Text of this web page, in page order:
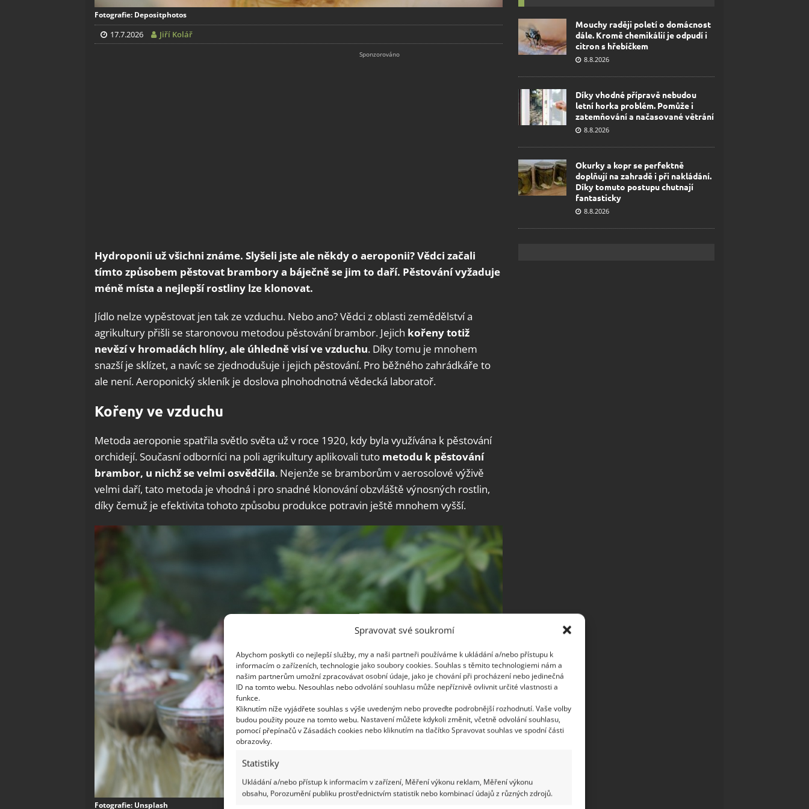
Spravovat své soukromí
Abychom poskytli co nejlepší služby, my a naši partneři používáme k ukládání a/nebo přístupu k
informacím o zařízeních, technologie jako soubory cookies. Souhlas s těmito technologiemi nám a
našim partnerům umožní zpracovávat osobní údaje, jako je chování při procházení nebo jedinečná
ID na tomto webu. Nesouhlas nebo odvolání souhlasu může nepříznivě ovlivnit určité vlastnosti a
funkce.
Kliknutím níže vyjádřete souhlas s výše uvedeným nebo proveďte podrobnější rozhodnutí. Vaše volby
budou použity pouze na tomto webu. Nastavení můžete kdykoli změnit, včetně odvolání souhlasu,
pomocí přepínačů v Zásadách cookies nebo kliknutím na tlačítko Spravovat souhlas ve spodní části
obrazovky.
Statistiky
Ukládání a/nebo přístup k informacím v zařízení, Měření výkonu reklam, Měření výkonu
obsahu, Porozumění publiku prostřednictvím statistik nebo kombinací údajů z různých zdrojů.
Fotografie: Depositphotos
17.7.2026 Jiří Kolář
Hydroponii už všichni známe. Slyšeli jste ale někdy o aeroponii? Vědci začali
tímto způsobem pěstovat brambory a báječně se jim to daří. Pěstování vyžaduje
méně místa a nejlepší rostliny lze klonovat.
Jídlo nelze vypěstovat jen tak ze vzduchu. Nebo ano? Vědci z oblasti zemědělství a
agrikultury přišli se staronovou metodou pěstování brambor. Jejich kořeny totiž
nevězí v hromadách hlíny, ale úhledně visí ve vzduchu. Díky tomu je mnohem
snazší je sklízet, a navíc se zjednodušuje i jejich pěstování. Pro běžného zahrádkáře to
ale není. Aeroponický skleník je doslova plnohodnotná vědecká laboratoř.
Kořeny ve vzduchu
Metoda aeroponie spatřila světlo světa už v roce 1920, kdy byla využívána k pěstování
orchidejí. Současní odborníci na poli agrikultury aplikovali tuto metodu k pěstování
brambor, u nichž se velmi osvědčila. Nejenže se bramborům v aerosolové výživě
velmi daří, tato metoda je vhodná i pro snadné klonování obzvláště výnosných rostlin,
díky čemuž je efektivita tohoto způsobu produkce potravin ještě mnohem vyšší.
Fotografie: Unsplash
Mouchy raději poletí o domácnost
dále. Kromě chemikálií je odpudí i
citron s hřebíčkem
8.8.2026
Díky vhodné přípravě nebudou
letní horka problém. Pomůže i
zatemňování a načasované větrání
8.8.2026
Okurky a kopr se perfektně
doplňují na zahradě i při nakládání.
Díky tomuto postupu chutnají
fantasticky
8.8.2026